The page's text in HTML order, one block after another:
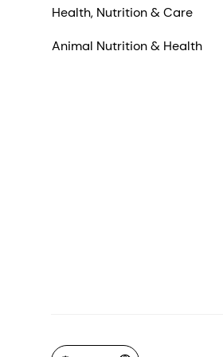
Health, Nutrition & Care
Animal Nutrition & Health